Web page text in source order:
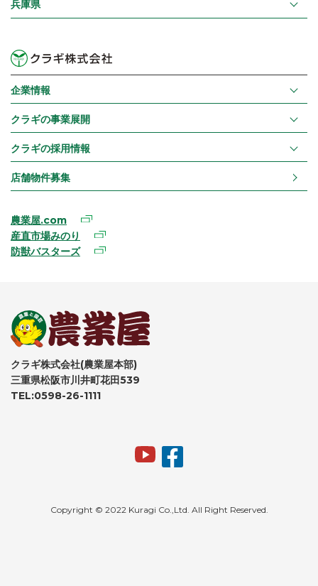
兵庫県
企業情報
クラギの事業展開
クラギの採用情報
店舗物件募集
農業屋.com
産直市場みのり
防獣バスターズ
クラギ株式会社(農業屋本部)
三重県松阪市川井町花田539
TEL:0598-26-1111
Copyright © 2022 Kuragi Co.,Ltd. All Right Reserved.